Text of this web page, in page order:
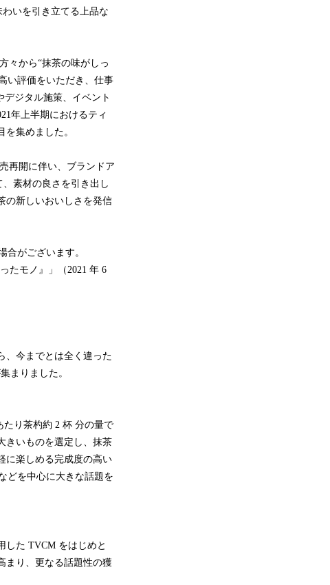
いを引き立てる上品な
々から“抹茶の味がしっ
い評価をいただき、仕事
ジタル施策、イベント
年上半期におけるティ
集めました。
再開に伴い、ブランドア
素材の良さを引き出し
の新しいおいしさを発信
がございます。
たモノ』」（2021 年 6
、今までとは全く違った
まりました。
り茶杓約 2 杯 分の量で
きいものを選定し、抹茶
に楽しめる完成度の高い
どを中心に大きな話題を
した TVCM をはじめと
まり、更なる話題性の獲